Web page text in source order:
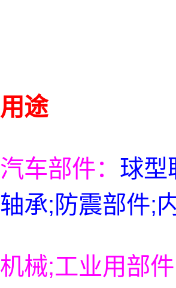
用途
汽车部件： 球型
轴承;防震部件;
机械;工业用部件